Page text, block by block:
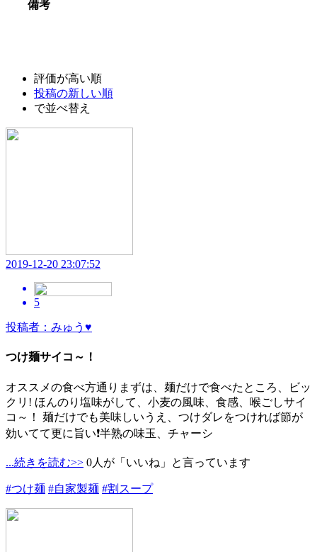
備考
評価が高い順
投稿の新しい順
で並べ替え
2019-12-20 23:07:52
5
投稿者：みゅう♥
つけ麺サイコ～！
オススメの食べ方通りまずは、麺だけで食べたところ、ビッ
クリ! ほんのり塩味がして、小麦の風味、食感、喉ごしサイ
コ～！ 麺だけでも美味しいうえ、つけダレをつければ節が
効いてて更に旨い❗半熟の味玉、チャーシ
...続きを読む>> 0人が「いいね」と言っています
#つけ麺 #自家製麺 #割スープ